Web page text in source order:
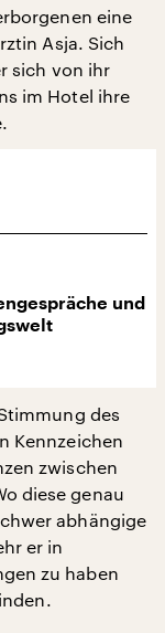
eine
Asja. Sich
sich von ihr
im Hotel ihre
und
des
Kennzeichen
zwischen
diese genau
abhängige
er in
zu haben